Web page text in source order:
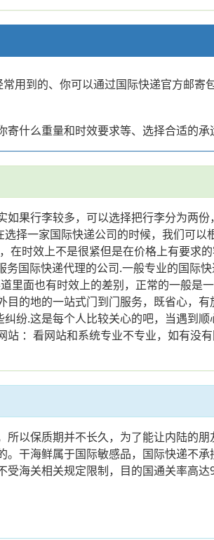
用到的、你可以通过国际快递官方邮
什么重量和时效要求等、选择合适的承
行李较多，可以选择把行李分为两份
择一家国际快递公司的时候，我们可
时效上不是很紧但是在价格上有要求
国际快递代理的公司.一般专业的国际
面也有时效上的差别，正常的一般是
的地的一站式门到门服务，既省心，
纷.这是每个人比较关心的吧，当遇到
：看网站和系统专业不专业，如有没
以保质期并不长久，为了能让内陆的
干海鲜属于国际敏感品，国际快递不
海关相关规定限制，目的国通关率高